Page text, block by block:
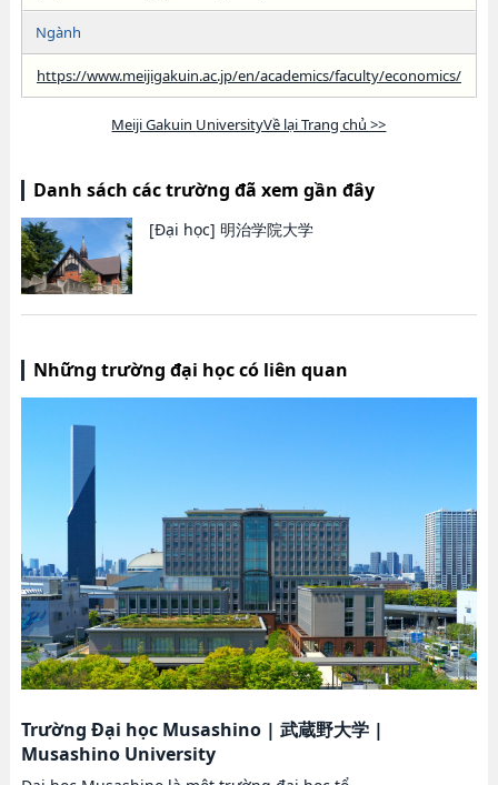
Ngành
https://www.meijigakuin.ac.jp/en/academics/faculty/economics/
Meiji Gakuin UniversityVề lại Trang chủ >>
Danh sách các trường đã xem gần đây
[Đại học] 明治学院大学
Những trường đại học có liên quan
Trường Đại học Musashino| 武蔵野大学|
Musashino University